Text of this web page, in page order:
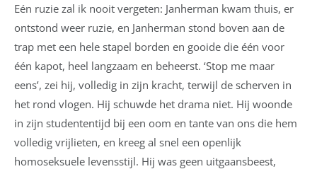
Eén ruzie zal ik nooit vergeten: Janherman kwam thuis, er
ontstond weer ruzie, en Janherman stond boven aan de
trap met een hele stapel borden en gooide die één voor
één kapot, heel langzaam en beheerst. ‘Stop me maar
eens’, zei hij, volledig in zijn kracht, terwijl de scherven in
het rond vlogen. Hij schuwde het drama niet. Hij woonde
in zijn studententijd bij een oom en tante van ons die hem
volledig vrijlieten, en kreeg al snel een openlijk
homoseksuele levensstijl. Hij was geen uitgaansbeest,